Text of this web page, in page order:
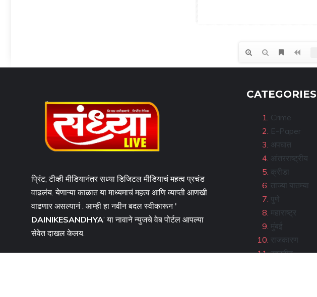
प्रिंट, टीव्ही मीडियानंतर सध्या डिजिटल मीडियाचं महत्व प्रचंड
वाढलंय. येणाऱ्या काळात या माध्यमाचं महत्व आणि व्याप्ती आणखी
वाढणार असल्यानं . आम्ही हा नवीन बदल स्वीकारून '
DAINIKESANDHYA’ या नावाने न्युजचे वेब पोर्टल आपल्या
सेवेत दाखल केलय.
CATEGORIES
Crime
E-Paper
अपघात
आंतरराष्ट्रीय
क्रीडा
ताज्या बातम्या
पुणे
महाराष्ट्र
मुंबई
राजकारण
राष्ट्रीय